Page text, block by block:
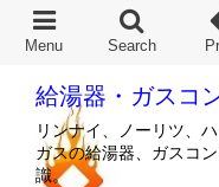
給湯器・ガスコ
リンナイ、ノーリツ、
ガスの給湯器、ガスコ
識。